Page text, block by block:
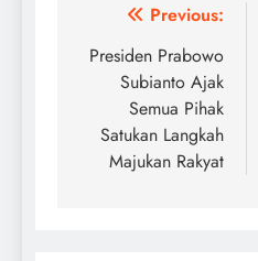
Post
navigation
Previous:
Presiden Prabowo
Subianto Ajak
Semua Pihak
Satukan Langkah
Majukan Rakyat